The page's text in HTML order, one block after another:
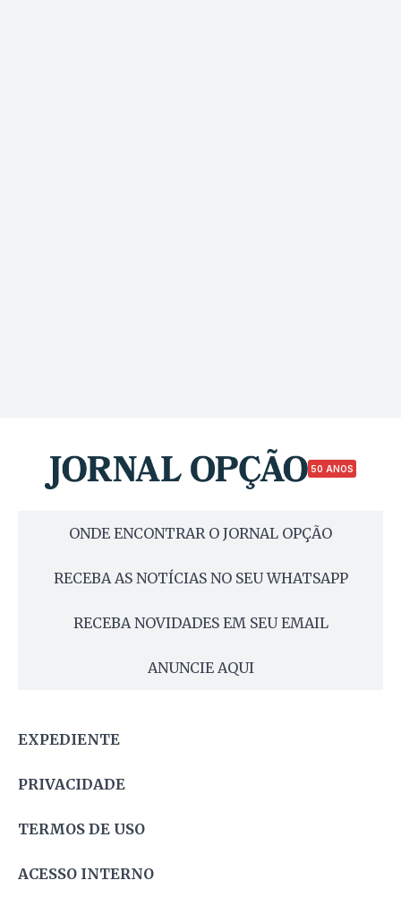
50 ANOS
ONDE ENCONTRAR O JORNAL OPÇÃO
RECEBA AS NOTÍCIAS NO SEU WHATSAPP
RECEBA NOVIDADES EM SEU EMAIL
ANUNCIE AQUI
EXPEDIENTE
PRIVACIDADE
TERMOS DE USO
ACESSO INTERNO